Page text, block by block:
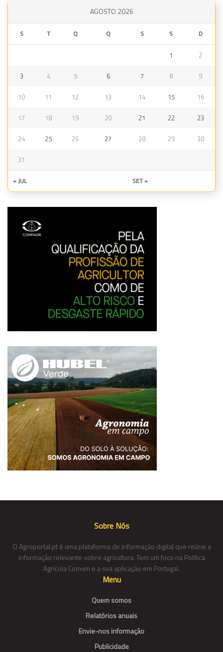
AGOSTO 2026
S T Q Q S S D
1 2
3 4 5 6 7 8 9
10 11 12 13 14 15 16
17 18 19 20 21 22 23
24 25 26 27 28 29 30
31
« JUL SET »
Sobre Nós
O Agroportal.pt é uma plataforma de informação digital que reúne a
informação relevante sobre agricultura. Tem um foco na Política
Agrícola Comum e a sua aplicação em Portugal.
Menu
Quem somos
Relatórios anuais
Envie-nos informação
Publicidade